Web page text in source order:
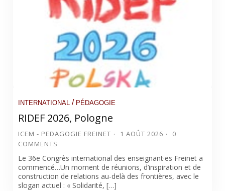
INTERNATIONAL / PÉDAGOGIE
RIDEF 2026, Pologne
ICEM - PEDAGOGIE FREINET 1 AOÛT 2026
0
COMMENTS
Le 36e Congrès international des enseignant·es Freinet a
commencé…Un moment de réunions, d’inspiration et de
construction de relations au-delà des frontières, avec le
slogan actuel : « Solidarité, […]